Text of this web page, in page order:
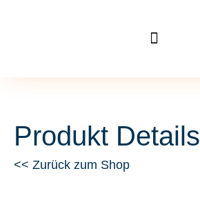
Produkt Details
<< Zurück zum Shop